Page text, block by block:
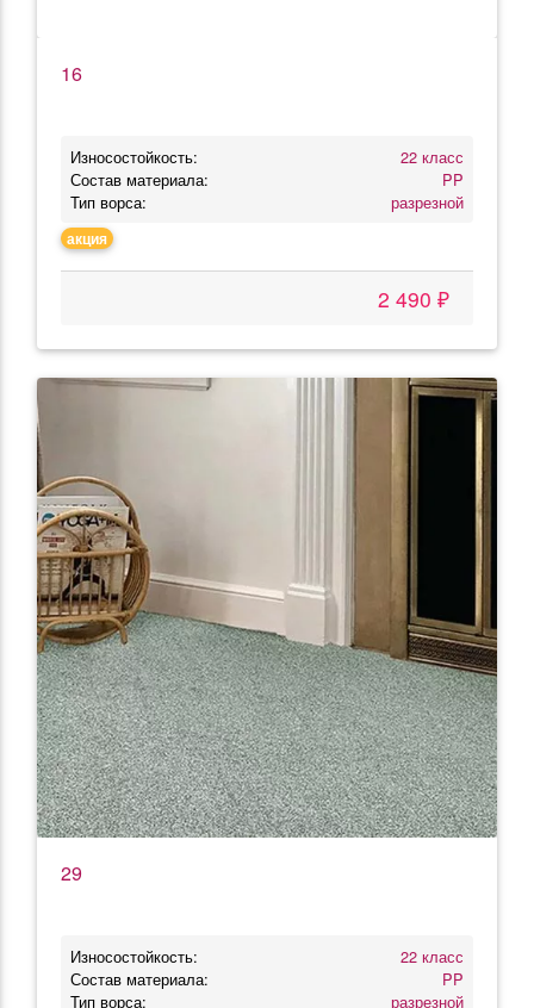
16
Износостойкость:
22 класс
Состав материала:
PP
Тип ворса:
разрезной
акция
2 490 ₽
29
Износостойкость:
22 класс
Состав материала:
PP
Тип ворса:
разрезной